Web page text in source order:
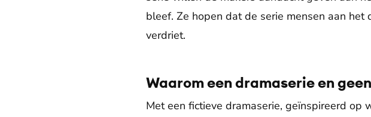
bleef. Ze hopen dat de serie mensen aan
verdriet.
Waarom een dramaserie en
Met een fictieve dramaserie, geïnspireerd op